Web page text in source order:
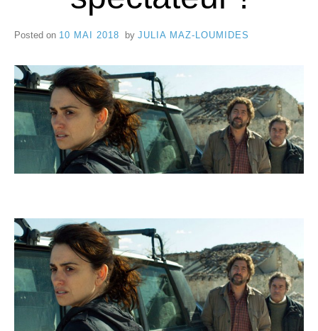
8
e
C
a
n
n
e
s
Posted on 10 MAI 2018 by JULIA MAZ-LOUMIDES